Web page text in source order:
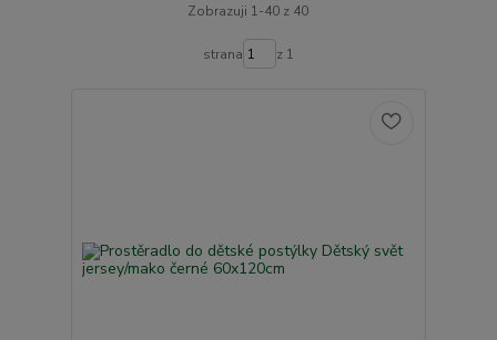
Zobrazuji 1-40 z 40
strana z 1